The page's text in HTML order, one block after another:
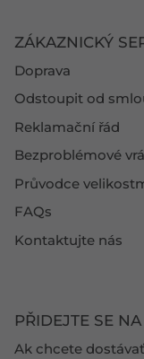
ZÁKAZNICKÝ
Doprava
Odstoupit od
Reklamační řád
Bezproblémové
Průvodce
FAQs
Kontaktujte nás
PŘIDEJTE SE
Ak chcete